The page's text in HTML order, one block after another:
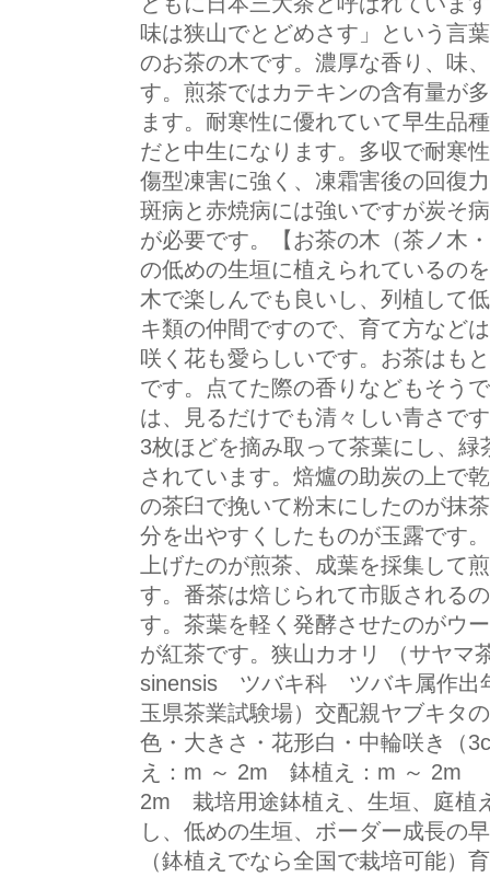
味は狭山でとどめさす」という言
のお茶の木です。濃厚な香り、味
す。煎茶ではカテキンの含有量が
ます。耐寒性に優れていて早生品
だと中生になります。多収で耐寒
傷型凍害に強く、凍霜害後の回復
斑病と赤焼病には強いですが炭そ
が必要です。【お茶の木（茶ノ木
の低めの生垣に植えられているの
木で楽しんでも良いし、列植して
キ類の仲間ですので、育て方など
咲く花も愛らしいです。お茶はも
です。点てた際の香りなどもそう
は、見るだけでも清々しい青さで
3枚ほどを摘み取って茶葉にし、
されています。焙爐の助炭の上で
の茶臼で挽いて粉末にしたのが抹
分を出やすくしたものが玉露です
上げたのが煎茶、成葉を採集して
す。番茶は焙じられて市販される
す。茶葉を軽く発酵させたのがウ
が紅茶です。狭山カオリ （サヤマ
sinensis ツバキ科 ツバキ属作出
玉県茶業試験場）交配親ヤブキタ
色・大きさ・花形白・中輪咲き（
え：m ～ 2m 鉢植え：m ～ 2m
2m 栽培用途鉢植え、生垣、庭植
し、低めの生垣、ボーダー成長の
（鉢植えでなら全国で栽培可能